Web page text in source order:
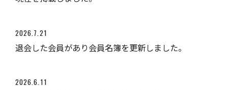
2026.7.21
退会した会員があり会員名簿を更新しました。
2026.6.11